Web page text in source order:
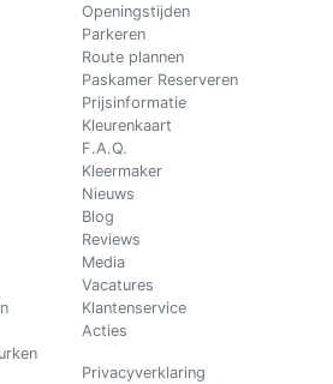
Openingstijden
Parkeren
Route plannen
Paskamer Reserveren
Prijsinformatie
Kleurenkaart
F.A.Q.
Kleermaker
Nieuws
Blog
Reviews
Media
Vacatures
Klantenservice
Acties
Privacyverklaring